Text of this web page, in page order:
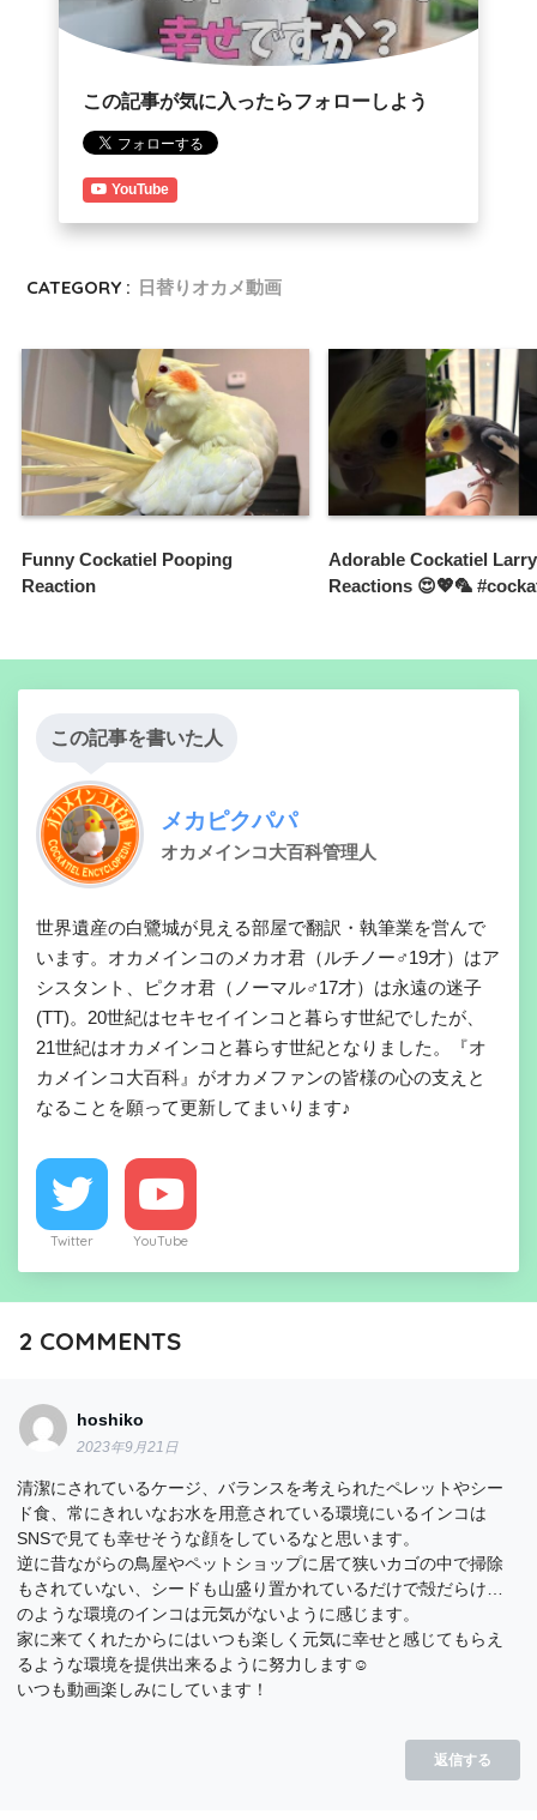
この記事が気に入ったらフォローしよう
YouTube
CATEGORY : 日替りオカメ動画
Funny Cockatiel Pooping
Reaction
Adorable Cockatiel
Reactions 😍💖🦜
この記事を書いた人
メカピクパパ
オカメインコ大百科管理人
世界遺産の白鷺城が見える部屋で翻訳・執筆業を営んで
います。オカメインコのメカオ君（ルチノー♂19才）はア
シスタント、ピクオ君（ノーマル♂17才）は永遠の迷子
(TT)。20世紀はセキセイインコと暮らす世紀でしたが、
21世紀はオカメインコと暮らす世紀となりました。『オ
カメインコ大百科』がオカメファンの皆様の心の支えと
なることを願って更新してまいります♪
Twitter YouTube
2 COMMENTS
hoshiko
2023年9月21日
清潔にされているケージ、バランスを考えられたペレットやシー
ド食、常にきれいなお水を用意されている環境にいるインコは
SNSで見ても幸せそうな顔をしているなと思います。
逆に昔ながらの鳥屋やペットショップに居て狭いカゴの中で掃除
もされていない、シードも山盛り置かれているだけで殻だらけ…
のような環境のインコは元気がないように感じます。
家に来てくれたからにはいつも楽しく元気に幸せと感じてもらえ
るような環境を提供出来るように努力します☺️
いつも動画楽しみにしています！
返信する